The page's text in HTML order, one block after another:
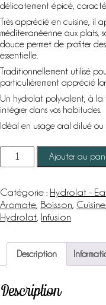
délicatement épicé,
Très apprécié en cuisine, il
méditerranéenne aux plats,
douce permet de profiter
essentielle.
Traditionnellement utilisé
particulièrement apprécié
Un hydrolat polyvalent, à la
intégrer dans vos habitudes.
Idéal en usage oral dilué
quantité
-
Hydrolat
bio
Ajouter au
Catégorie : Hydrolat -
Aromate Boisson Cuisine
Hydrolat Infusion
Description
Description
Se connecter